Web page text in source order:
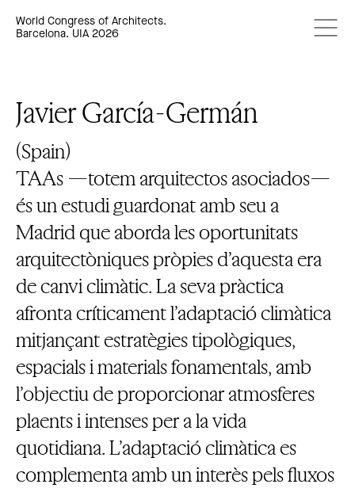
World Congress of Architects.
Barcelona. UIA 2026
Javier García-Germán
(Spain)
TAAs —totem arquitectos asociados—
és un estudi guardonat amb seu a
Madrid que aborda les oportunitats
arquitectòniques pròpies d’aquesta era
de canvi climàtic. La seva pràctica
afronta críticament l’adaptació climàtica
mitjançant estratègies tipològiques,
espacials i materials fonamentals, amb
l’objectiu de proporcionar atmosferes
plaents i intenses per a la vida
quotidiana. L’adaptació climàtica es
complementa amb un interès pels fluxos